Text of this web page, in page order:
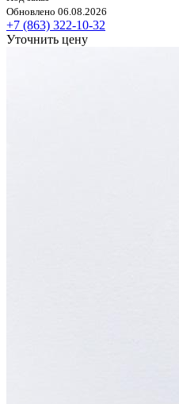
Обновлено 06.08.2026
+7 (863) 322-10-32
Уточнить цену